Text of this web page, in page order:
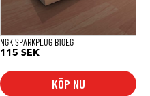
NGK SPARKPLUG B10EG
115 SEK
KÖP NU